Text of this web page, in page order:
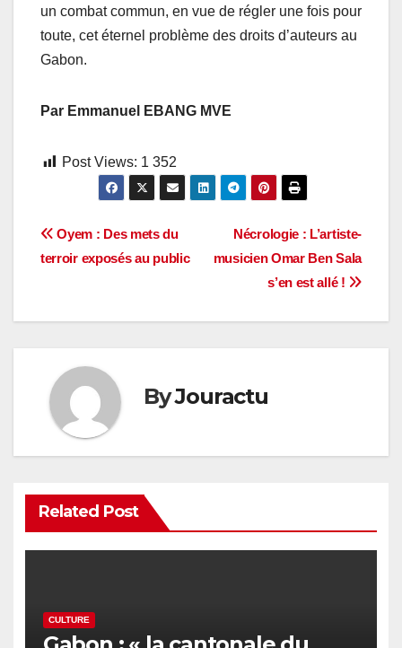
un combat commun, en vue de régler une fois pour
toute, cet éternel problème des droits d’auteurs au
Gabon.
Par Emmanuel EBANG MVE
Post Views: 1 352
Navigation
l’article
Nécrologie : L’artiste-
musicien Omar Ben Sala
s’en est allé !
Oyem : Des mets du
terroir exposés au public
ByJouractu
Related Post
CULTURE